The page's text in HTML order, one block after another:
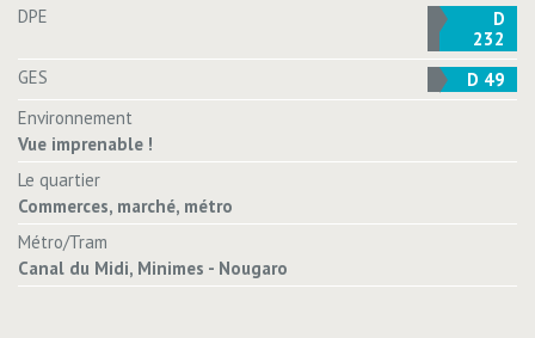
DPE
D
232
GES
D 49
Environnement
Vue imprenable !
Le quartier
Commerces, marché, métro
Métro/Tram
Canal du Midi, Minimes - Nougaro